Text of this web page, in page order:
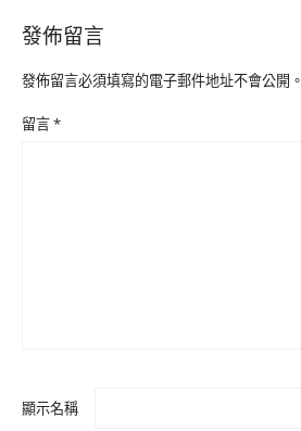
發佈留言
發佈留言必須填寫的電子郵件地址不會公開。
留言*
顯示名稱